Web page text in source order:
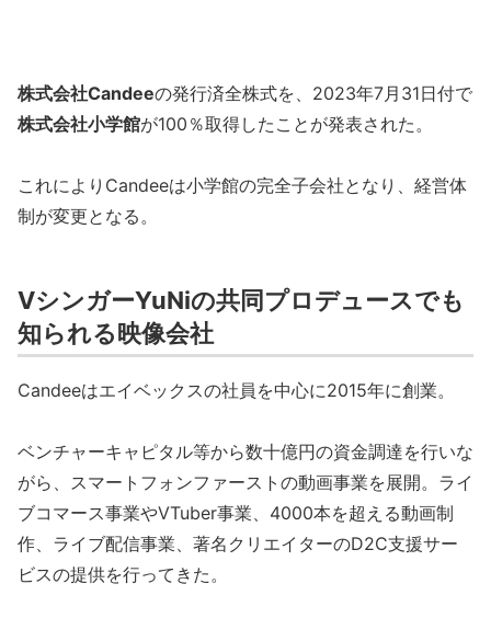
株式会社Candeeの発行済全株式を、2023年7月31日付で
株式会社小学館が100％取得したことが発表された。
これによりCandeeは小学館の完全子会社となり、経営体
制が変更となる。
VシンガーYuNiの共同プロデュースでも
知られる映像会社
Candeeはエイベックスの社員を中心に2015年に創業。
ベンチャーキャピタル等から数十億円の資金調達を行いな
がら、スマートフォンファーストの動画事業を展開。ライ
ブコマース事業やVTuber事業、4000本を超える動画制
作、ライブ配信事業、著名クリエイターのD2C支援サー
ビスの提供を行ってきた。